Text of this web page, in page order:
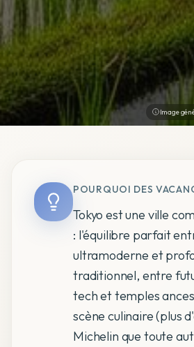
Image
POURQUOI DES
Tokyo est une ville
: l'équilibre parfait
ultramoderne et
traditionnel, entre
tech et temples
scène culinaire (plus
Michelin que toute